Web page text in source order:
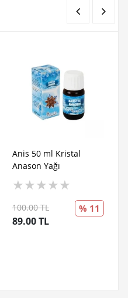
Anis 50 ml Kristal
Anason Yağı
★★★★★
100.00 TL
89.00 TL
% 11